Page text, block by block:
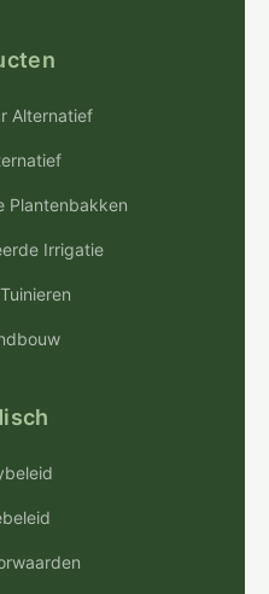
Alternatief
Plantenbakken
Irrigatie